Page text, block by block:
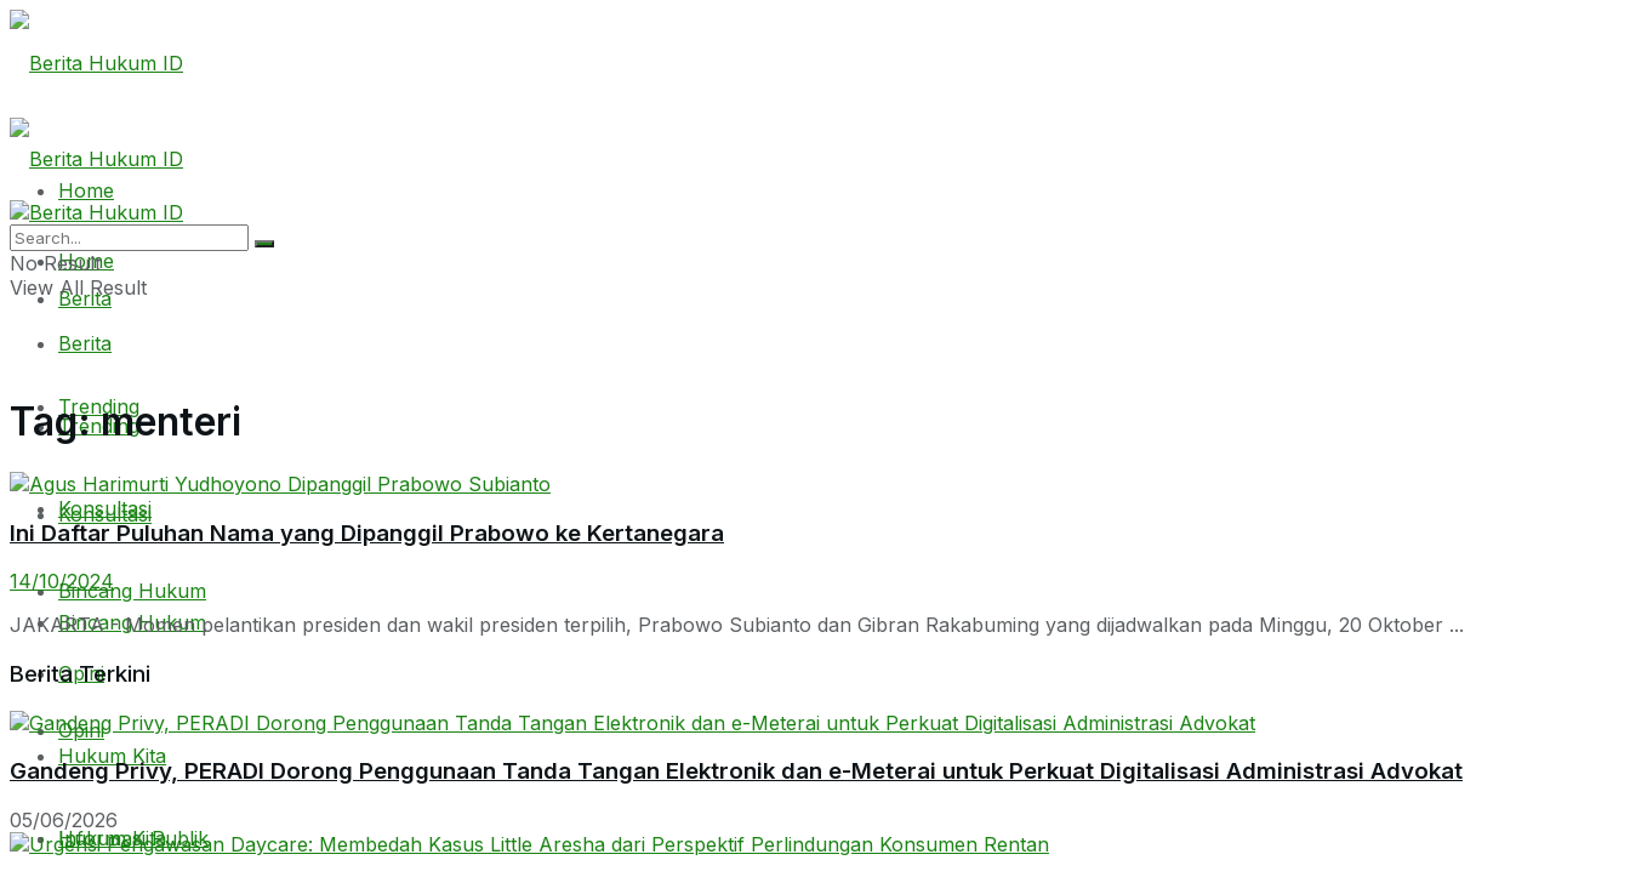
Home
Berita
Trending
Konsultasi
Bincang Hukum
Opini
Hukum Kita
Home
Berita
Trending
Konsultasi
Bincang Hukum
Opini
Hukum Kita
Informasi Publik
No Result
View All Result
Tag:menteri
Ini Daftar Puluhan Nama yang Dipanggil Prabowo ke Kertanegara
14/10/2024
JAKARTA - Momen pelantikan presiden dan wakil presiden terpilih, Prabowo Subianto dan Gibran Rakabuming yang dijadwalkan pada Minggu, 20 Oktober ...
Berita Terkini
Gandeng Privy, PERADI Dorong Penggunaan Tanda Tangan Elektronik dan e-Meterai untuk Perkuat Digitalisasi Administrasi Advokat
05/06/2026